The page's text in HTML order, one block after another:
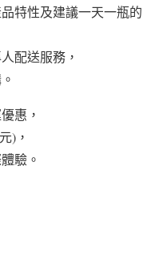
特性及建議一天一瓶的
配送服務，
惠，
)，
驗。